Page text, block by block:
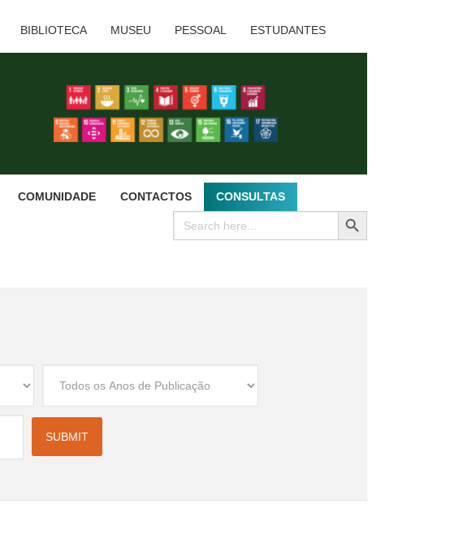
BIBLIOTECA MUSEU PESSOAL ESTUDANTES
COMUNIDADE CONTACTOS CONSULTAS
Search
for:
SEARCH BUTTON